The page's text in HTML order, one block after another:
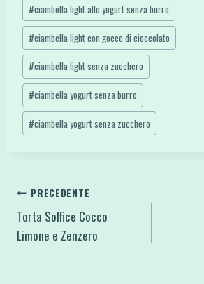
#ciambella light allo yogurt senza burro
#ciambella light con gocce di cioccolato
#ciambella light senza zucchero
#ciambella yogurt senza burro
#ciambella yogurt senza zucchero
Navigazione
articoli
PRECEDENTE
Torta Soffice Cocco
Limone e Zenzero